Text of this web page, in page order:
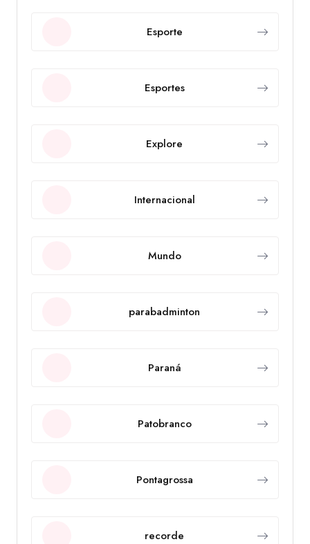
Esporte
Esportes
Explore
Internacional
Mundo
parabadminton
Paraná
Patobranco
Pontagrossa
recorde